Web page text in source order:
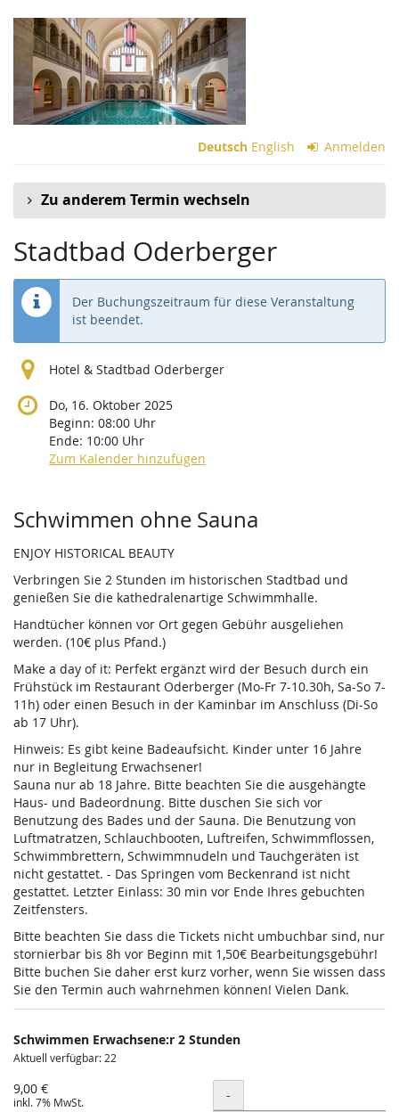
Zum
Haupt-
Inhalt
springen
Deutsch English Anmelden
Zu anderem Termin wechseln
Stadtbad Oderberger
Der Buchungszeitraum für diese Veranstaltung
ist beendet.
Hotel & Stadtbad Oderberger
Do, 16. Oktober 2025
Beginn: 08:00 Uhr
Ende: 10:00 Uhr
Zum Kalender hinzufügen
Produkte
Schwimmen ohne Sauna
ENJOY HISTORICAL BEAUTY
Verbringen Sie 2 Stunden im historischen Stadtbad und
genießen Sie die kathedralenartige Schwimmhalle.
Handtücher können vor Ort gegen Gebühr ausgeliehen
werden. (10€ plus Pfand.)
Make a day of it: Perfekt ergänzt wird der Besuch durch ein
Frühstück im Restaurant Oderberger (Mo-Fr 7-10.30h, Sa-So 7-
11h) oder einen Besuch in der Kaminbar im Anschluss (Di-So
ab 17 Uhr).
Hinweis: Es gibt keine Badeaufsicht. Kinder unter 16 Jahre
nur in Begleitung Erwachsener!
Sauna nur ab 18 Jahre. Bitte beachten Sie die ausgehängte
Haus- und Badeordnung. Bitte duschen Sie sich vor
Benutzung des Bades und der Sauna. Die Benutzung von
Luftmatratzen, Schlauchbooten, Luftreifen, Schwimmflossen,
Schwimmbrettern, Schwimmnudeln und Tauchgeräten ist
nicht gestattet. - Das Springen vom Beckenrand ist nicht
gestattet. Letzter Einlass: 30 min vor Ende Ihres gebuchten
Zeitfensters.
Bitte beachten Sie dass die Tickets nicht umbuchbar sind, nur
stornierbar bis 8h vor Beginn mit 1,50€ Bearbeitungsgebühr!
Bitte buchen Sie daher erst kurz vorher, wenn Sie wissen dass
Sie den Termin auch wahrnehmen können! Vielen Dank.
Schwimmen Erwachsene:r 2 Stunden
Aktuell verfügbar: 22
9,00 €
inkl. 7% MwSt. Menge
-